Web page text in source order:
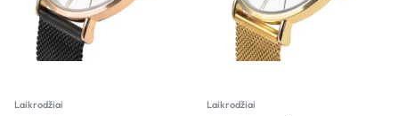
Laikrodžiai Laikrodžiai